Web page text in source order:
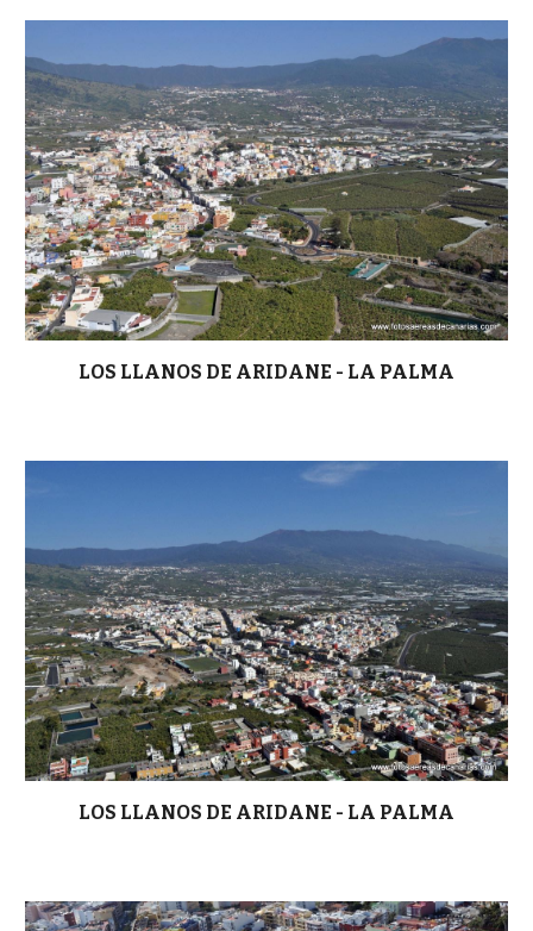
LOS LLANOS DE ARIDANE - LA PALMA
LOS LLANOS DE ARIDANE - LA PALMA